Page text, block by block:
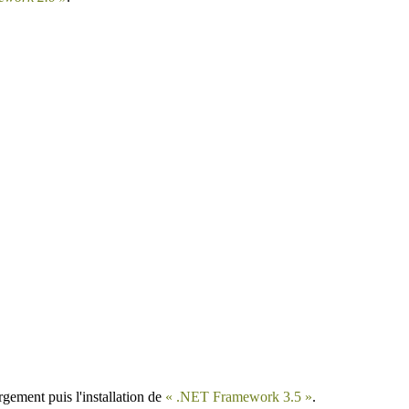
puis l'installation de « .NET Framework 3.5 ».